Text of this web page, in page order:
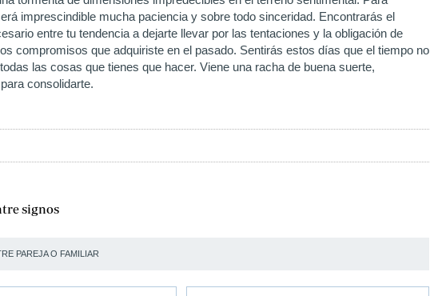
imprescindible mucha paciencia y sobre todo sinceridad. Encontrarás el
entre tu tendencia a dejarte llevar por las tentaciones y la obligación de
compromisos que adquiriste en el pasado. Sentirás estos días que el tiempo no
las cosas que tienes que hacer. Viene una racha de buena suerte,
consolidarte.
signos
PAREJA O FAMILIAR